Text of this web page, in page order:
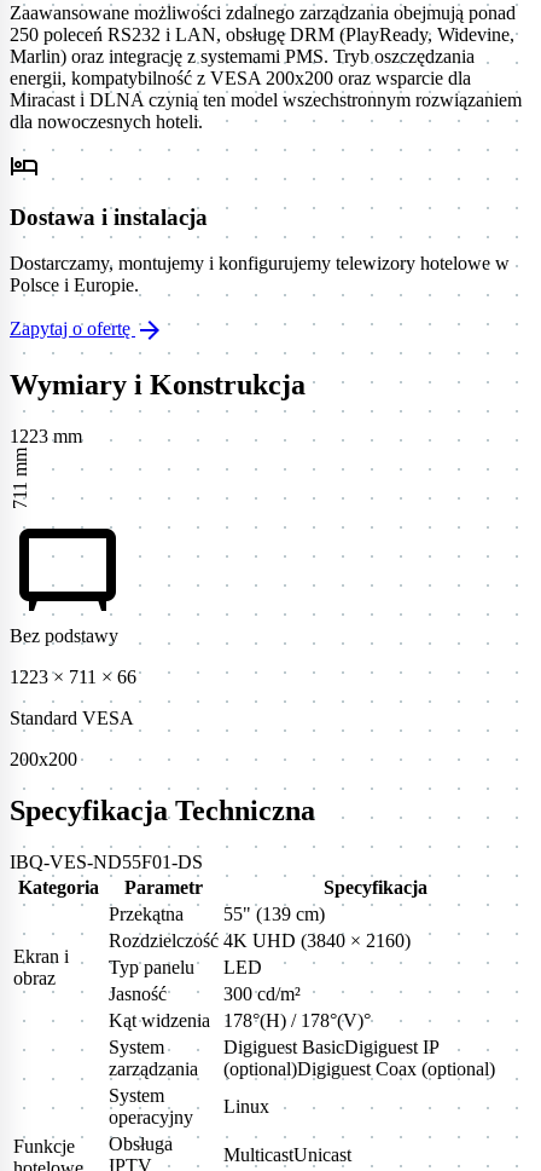
Zaawansowane możliwości zdalnego zarządzania obejmują ponad
250 poleceń RS232 i LAN, obsługę DRM (PlayReady, Widevine,
Marlin) oraz integrację z systemami PMS. Tryb oszczędzania
energii, kompatybilność z VESA 200x200 oraz wsparcie dla
Miracast i DLNA czynią ten model wszechstronnym rozwiązaniem
dla nowoczesnych hoteli.
hotel
Dostawa i instalacja
Dostarczamy, montujemy i konfigurujemy telewizory hotelowe w
Polsce i Europie.
Zapytaj o ofertę arrow_forward
Wymiary i Konstrukcja
1223 mm
711 mm
tv_gen
Bez podstawy
1223 × 711 × 66
Standard VESA
200x200
Specyfikacja Techniczna
IBQ-VES-ND55F01-DS
Kategoria
Parametr Specyfikacja
Ekran i
obraz
Przekątna
55" (139 cm)
Rozdzielczość 4K UHD (3840 × 2160)
Typ panelu
LED
Jasność
300 cd/m²
Kąt widzenia
178°(H) / 178°(V)°
Funkcje
System
zarządzania
Digiguest BasicDigiguest IP
(optional)Digiguest Coax (optional)
System
operacyjny
Linux
Obsługa
IPTV
MulticastUnicast